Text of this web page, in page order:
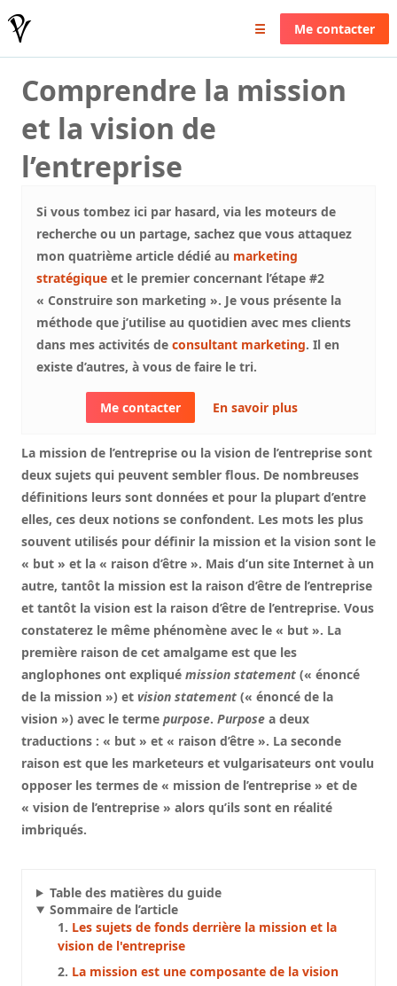
Pierrick Valin ☰ Me contacter
Comprendre la mission
et la vision de
l’entreprise
Si vous tombez ici par hasard, via les moteurs de
recherche ou un partage, sachez que vous attaquez
mon quatrième article dédié au marketing
stratégique et le premier concernant l’étape #2
« Construire son marketing ». Je vous présente la
méthode que j’utilise au quotidien avec mes clients
dans mes activités de consultant marketing. Il en
existe d’autres, à vous de faire le tri.
Me contacter En savoir plus
La mission de l’entreprise ou la vision de l’entreprise sont
deux sujets qui peuvent sembler flous. De nombreuses
définitions leurs sont données et pour la plupart d’entre
elles, ces deux notions se confondent. Les mots les plus
souvent utilisés pour définir la mission et la vision sont le
« but » et la « raison d’être ». Mais d’un site Internet à un
autre, tantôt la mission est la raison d’être de l’entreprise
et tantôt la vision est la raison d’être de l’entreprise. Vous
constaterez le même phénomène avec le « but ». La
première raison de cet amalgame est que les
anglophones ont expliqué mission statement (« énoncé
de la mission ») et vision statement (« énoncé de la
vision ») avec le terme purpose. Purpose a deux
traductions : « but » et « raison d’être ». La seconde
raison est que les marketeurs et vulgarisateurs ont voulu
opposer les termes de « mission de l’entreprise » et de
« vision de l’entreprise » alors qu’ils sont en réalité
imbriqués.
Table des matières du guide
Sommaire de l’article
Les sujets de fonds derrière la mission et la
vision de l'entreprise
La mission est une composante de la vision